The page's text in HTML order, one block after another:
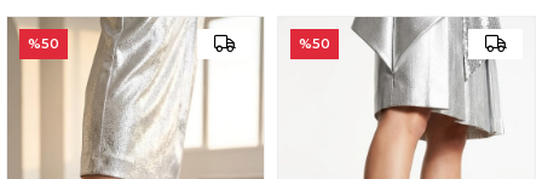
%50 %50